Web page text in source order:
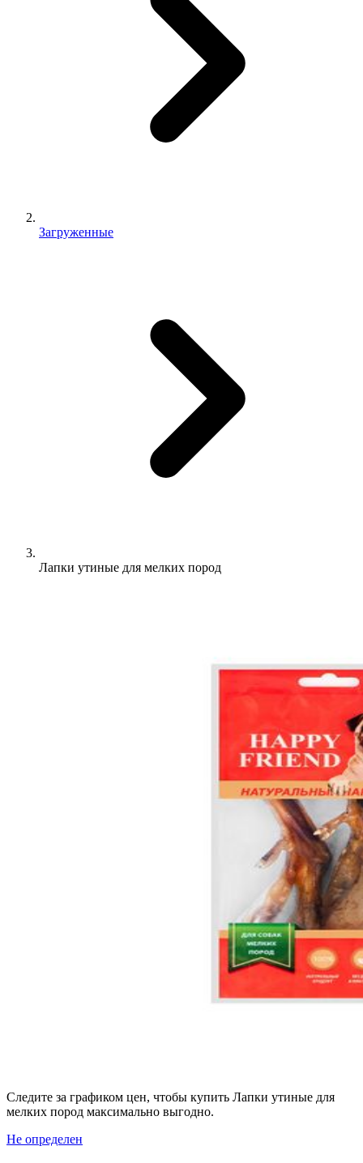
Загруженные
Лапки утиные для мелких пород
Следите за графиком цен, чтобы купить Лапки утиные для
мелких пород максимально выгодно.
Не определен